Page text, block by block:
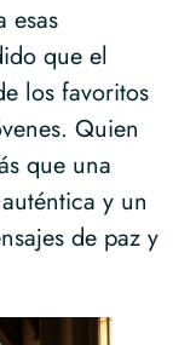
esas
que el
los favoritos
Quien
que una
y un
de paz y